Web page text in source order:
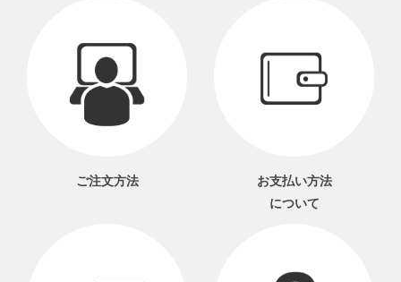
ご注文方法
お支払い方法
について